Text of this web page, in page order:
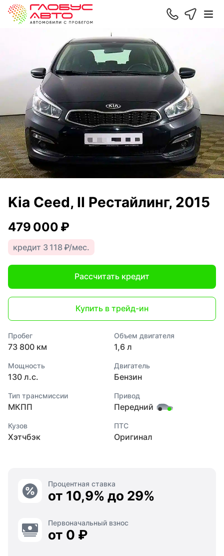
Kia Ceed, II Рестайлинг, 2015
479 000 ₽
кредит 3 118 ₽/мес.
Рассчитать кредит
Купить в трейд-ин
Пробег
73 800 км
Объем двигателя
1,6 л
Мощность
130 л.с.
Двигатель
Бензин
Тип трансмиссии
МКПП
Привод
Передний
Кузов
Хэтчбэк
ПТС
Оригинал
Процентная ставка
от 10,9% до 29%
Первоначальный взнос
от 0 ₽